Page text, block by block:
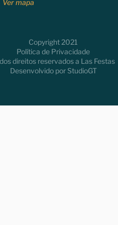
Ver mapa
Copyright 2021
Política de Privacidade
direitos reservados a Las Festas
Desenvolvido por StudioGT